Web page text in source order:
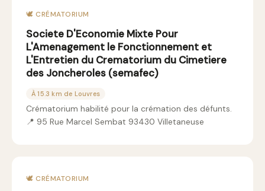
🕊️ CRÉMATORIUM
Societe D'Economie Mixte Pour
L'Amenagement le Fonctionnement et
L'Entretien du Crematorium du Cimetiere
des Joncheroles (semafec)
À 15.3 km de Louvres
Crématorium habilité pour la crémation des défunts.
📍 95 Rue Marcel Sembat 93430 Villetaneuse
🕊️ CRÉMATORIUM